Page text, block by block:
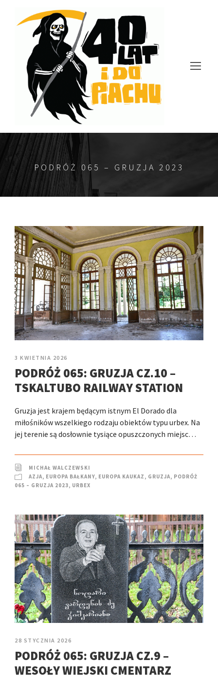
PODRÓŻ 065 – GRUZJA 2023
3 KWIETNIA 2026
PODRÓŻ 065: GRUZJA CZ.10 –
TSKALTUBO RAILWAY STATION
Gruzja jest krajem będącym istnym El Dorado dla
miłośników wszelkiego rodzaju obiektów typu urbex. Na
jej terenie są dosłownie tysiące opuszczonych miejsc…
MICHAŁ WALCZEWSKI
AZJA, EUROPA BAŁKANY, EUROPA KAUKAZ , GRUZJA, PODRÓŻ
065 – GRUZJA 2023, URBEX
28 STYCZNIA 2026
PODRÓŻ 065: GRUZJA CZ.9 –
WESOŁY WIEJSKI CMENTARZ